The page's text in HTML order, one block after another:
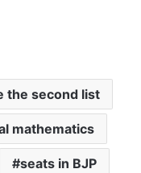
the second list
mathematics
seats in BJP